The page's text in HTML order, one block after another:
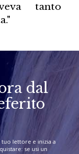
tanto
dal
tuo lettore e inizia a
se usi un